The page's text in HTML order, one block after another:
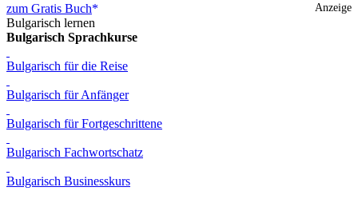
Anzeige
zum Gratis Buch
Bulgarisch lernen
Bulgarisch Sprachkurse
Bulgarisch für die Reise
Bulgarisch für Anfänger
Bulgarisch für Fortgeschrittene
Bulgarisch Fachwortschatz
Bulgarisch Businesskurs